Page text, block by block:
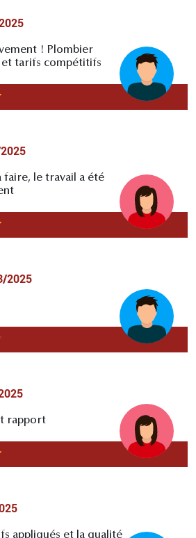
! Plombier
et tarifs compétitifs
faire, le travail a été
2025
rapport
appliqués et la qualité